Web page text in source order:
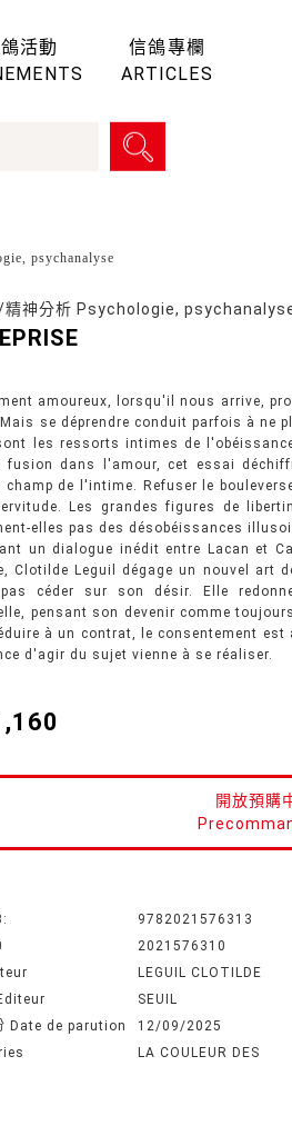
活動 信鴿專欄
ARTICLES
psychanalyse
精神分析 Psychologie,
amoureux, lorsqu'il nous arrive,
se déprendre conduit parfois à ne
les ressorts intimes de
fusion dans l'amour, cet essai
champ de l'intime. Refuser le
Les grandes figures de
elles pas des désobéissances
un dialogue inédit entre Lacan et
Clotilde Leguil dégage un nouvel art
céder sur son désir. Elle
pensant son devenir comme
à un contrat, le consentement est
d'agir du sujet vienne à se réaliser.
開放預購
9782021576313
2021576310
LEGUIL CLOTILDE
SEUIL
Date de parution
12/09/2025
LA COULEUR DES